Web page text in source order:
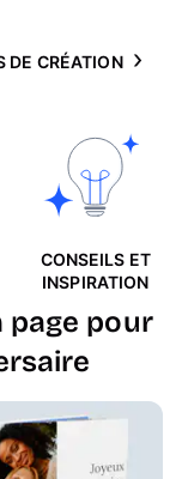
DE CRÉATION
CONSEILS ET
INSPIRATION
page pour